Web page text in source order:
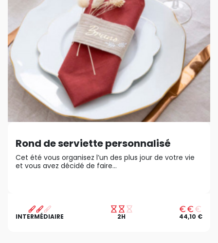
Rond de serviette personnalisé
Cet été vous organisez l’un des plus jour de votre vie
et vous avez décidé de faire...
INTERMÉDIAIRE 2H 44,10 €